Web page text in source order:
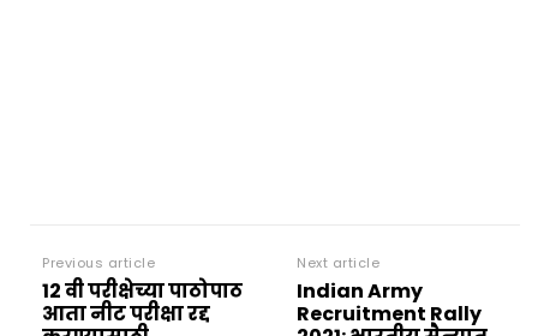
Previous article
12 वी परीक्षेच्या पाठोपाठ
आता नीट परीक्षा रद्द
Next article
Indian Army
Recruitment Rally